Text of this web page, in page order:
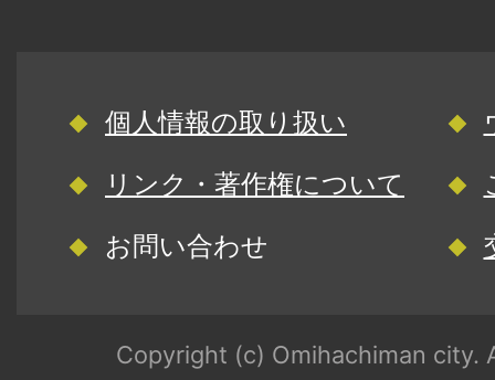
個人情報の取り扱い
リンク・著作権について
お問い合わせ
Copyright (c) Omihachiman city.